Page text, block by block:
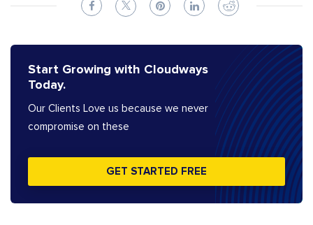
Start Growing with Cloudways
Today.
Our Clients Love us because we never
compromise on these
GET STARTED FREE